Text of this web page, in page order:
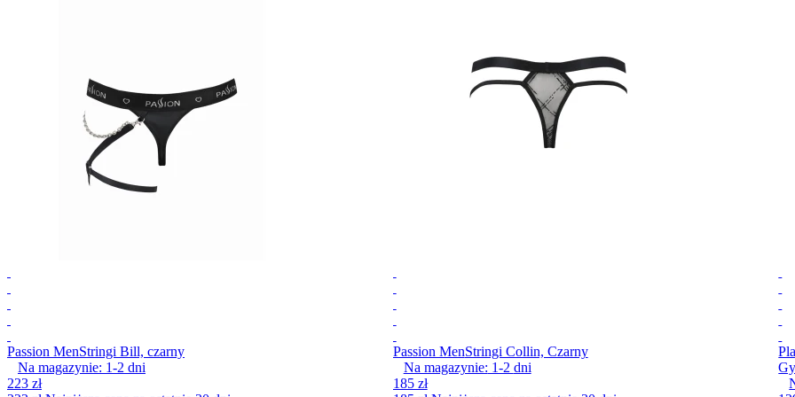
Passion MenStringi Bill, czarny
Na magazynie: 1-2 dni
223 zł
Passion MenStringi Collin, Czarny
Na magazynie: 1-2 dni
185 zł